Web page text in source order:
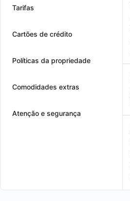
Tarifas
Cartões de crédito
Políticas da propriedade
Comodidades extras
Atenção e segurança